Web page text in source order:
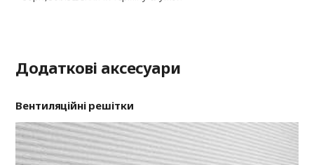
Додаткові аксесуари
Вентиляційні решітки